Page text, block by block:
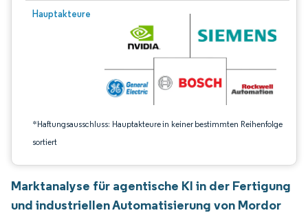
Hauptakteure
*Haftungsausschluss: Hauptakteure in keiner bestimmten Reihenfolge
sortiert
Bild © Mordor Intelligence. Wiederverwendung erfordert Namensnennung
Marktanalyse für agentische KI in der Fertigung
und industriellen Automatisierung von Mordor